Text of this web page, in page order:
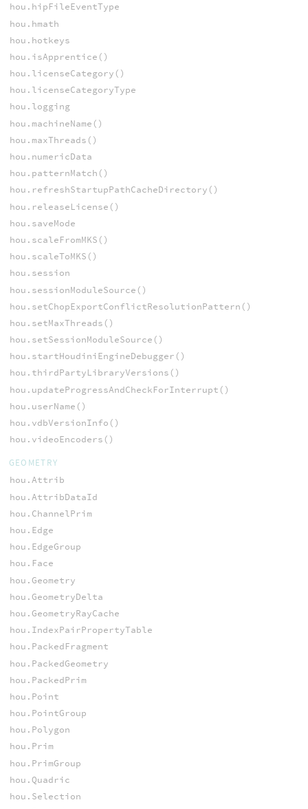
hou.hipFileEventType
hou.hmath
hou.hotkeys
hou.isApprentice()
hou.licenseCategory()
hou.licenseCategoryType
hou.logging
hou.machineName()
hou.maxThreads()
hou.numericData
hou.patternMatch()
hou.refreshStartupPathCacheDirectory()
hou.releaseLicense()
hou.saveMode
hou.scaleFromMKS()
hou.scaleToMKS()
hou.session
hou.sessionModuleSource()
hou.setChopExportConflictResolutionPattern()
hou.setMaxThreads()
hou.setSessionModuleSource()
hou.startHoudiniEngineDebugger()
hou.thirdPartyLibraryVersions()
hou.updateProgressAndCheckForInterrupt()
hou.userName()
hou.vdbVersionInfo()
hou.videoEncoders()
GEOMETRY
hou.Attrib
hou.AttribDataId
hou.ChannelPrim
hou.Edge
hou.EdgeGroup
hou.Face
hou.Geometry
hou.GeometryDelta
hou.GeometryRayCache
hou.IndexPairPropertyTable
hou.PackedFragment
hou.PackedGeometry
hou.PackedPrim
hou.Point
hou.PointGroup
hou.Polygon
hou.Prim
hou.PrimGroup
hou.Quadric
hou.Selection